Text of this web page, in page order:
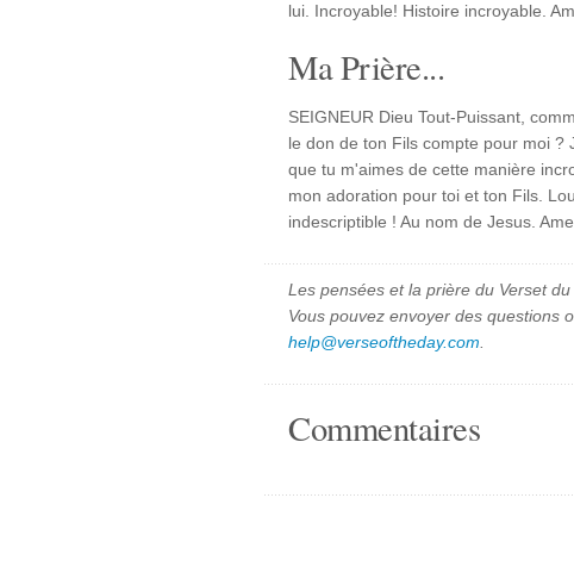
lui. Incroyable! Histoire incroyable.
Ma Prière...
SEIGNEUR Dieu Tout-Puissant,
le don de ton Fils compte pour moi ?
que tu m'aimes de cette manière
mon adoration pour toi et ton Fils.
indescriptible ! Au nom de Jesus.
Les pensées et la prière du Verset
Vous pouvez envoyer des questions
help@verseoftheday.com
Commentaires